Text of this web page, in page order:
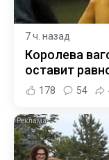
7 ч. назад
Королева
оставит
178 54